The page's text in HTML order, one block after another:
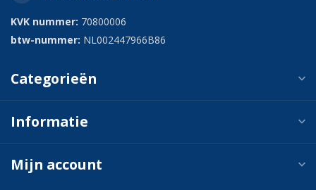
KVK nummer: 70800006
btw-nummer: NL002447966B86
Categorieën
Informatie
Mijn account